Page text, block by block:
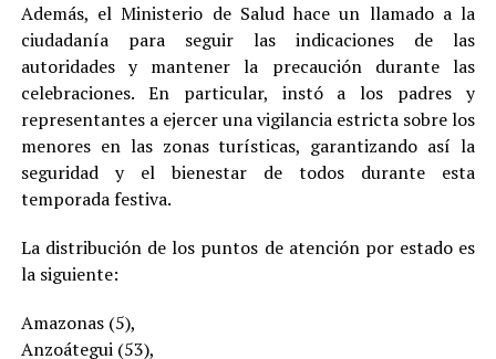
Además, el Ministerio de Salud hace un llamado a la
ciudadanía para seguir las indicaciones de las
autoridades y mantener la precaución durante las
celebraciones. En particular, instó a los padres y
representantes a ejercer una vigilancia estricta sobre los
menores en las zonas turísticas, garantizando así la
seguridad y el bienestar de todos durante esta
temporada festiva.
La distribución de los puntos de atención por estado es
la siguiente:
Amazonas (5),
Anzoátegui (53),